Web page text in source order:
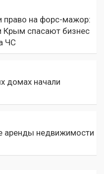
право на форс-мажор:
Крым спасают бизнес
ЧС
домах начали
аренды недвижимости